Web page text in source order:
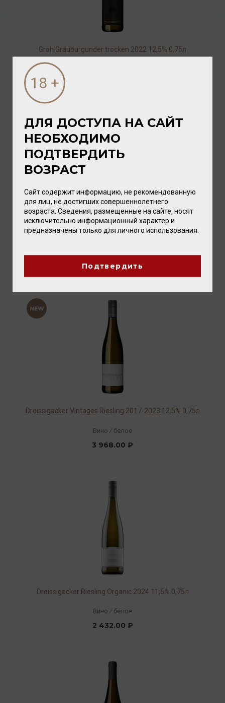
Groh Grauburgunder trocken 2022 12,5% 0,75л
Dreissigacker Wunderwerk Riesling 2019 13,5% 0,75л
11 200.00 ₽
Dreissigacker Vintages Riesling 2017-2023 12,5% 0,75л
Вино / белое
3 968.00 ₽
Dreissigacker Riesling Organic 2024 11,5% 0,75л
Вино / белое
2 432.00 ₽
ДЛЯ ДОСТУПА НА САЙТ
НЕОБХОДИМО
ПОДТВЕРДИТЬ
ВОЗРАСТ
Сайт содержит информацию, не рекомендованную
для лиц, не достигших совершеннолетнего
возраста. Сведения, размещенные на сайте, носят
исключительно информационный характер и
предназначены только для личного использования.
Подтвердить